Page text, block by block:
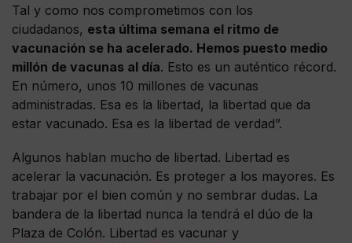
Tal y como nos comprometimos con los
ciudadanos, esta última semana el ritmo de
vacunación se ha acelerado. Hemos puesto medio
millón de vacunas al día. Esto es un auténtico récord.
En número, unos 10 millones de vacunas
administradas. Esa es la libertad, la libertad que da
estar vacunado. Esa es la libertad de verdad”.
Algunos hablan mucho de libertad. Libertad es
acelerar la vacunación. Es proteger a los mayores. Es
trabajar por el bien común y no sembrar dudas. La
bandera de la libertad nunca la tendrá el dúo de la
Plaza de Colón. Libertad es vacunar y